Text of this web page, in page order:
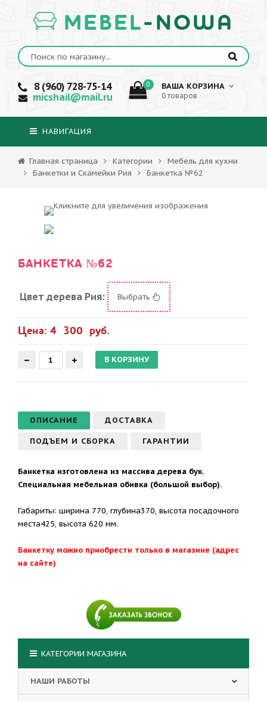
MEBEL-NOWA
8 (960) 728-75-14
micshail@mail.ru
0 ВАША КОРЗИНА
0 товаров
НАВИГАЦИЯ
Главная страница Категории
Мебель для кухни
Банкетки и Скамейки Рия
Банкетка №62
БАНКЕТКА №62
Цвет дерева Рия: Выбрать
Цена: 4 300 руб.
ОПИСАНИЕ ДОСТАВКА
ПОДЪЕМ И СБОРКА ГАРАНТИИ
Банкетка изготовлена из массива дерева бук.
Специальная мебельная обивка (большой выбор).
Габариты: ширина 770, глубина370, высота посадочного
места425, высота 620 мм.
Банкетку можно приобрести только в магазине (адрес
на сайте)
КАТЕГОРИИ МАГАЗИНА
НАШИ РАБОТЫ